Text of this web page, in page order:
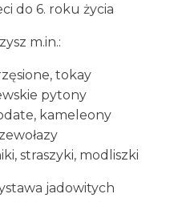
do 6. roku życia
m.in.:
tokay
pytony
kameleony
straszyki, modliszki
jadowitych